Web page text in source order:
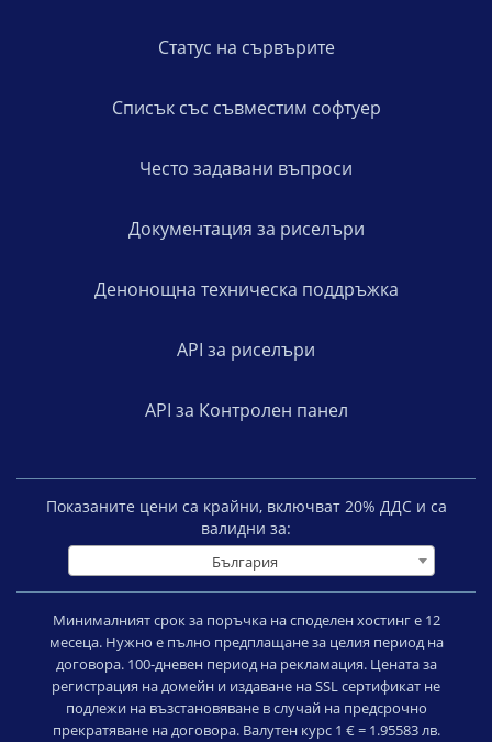
Статус на сървърите
Списък със съвместим софтуер
Често задавани въпроси
Документация за риселъри
Денонощна техническа поддръжка
API за риселъри
API за Контролен панел
Показаните цени са крайни, включват 20% ДДС и са
валидни за:
България
Минималният срок за поръчка на споделен хостинг е 12
месеца. Нужно е пълно предплащане за целия период на
договора. 100-дневен период на рекламация. Цената за
регистрация на домейн и издаване на SSL сертификат не
подлежи на възстановяване в случай на предсрочно
прекратяване на договора. Валутен курс 1 € = 1.95583 лв.